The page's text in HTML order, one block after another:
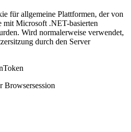
für allgemeine Plattformen, der von
mit Microsoft .NET-basierten
Wird normalerweise verwendet,
durch den Server
Browsersession